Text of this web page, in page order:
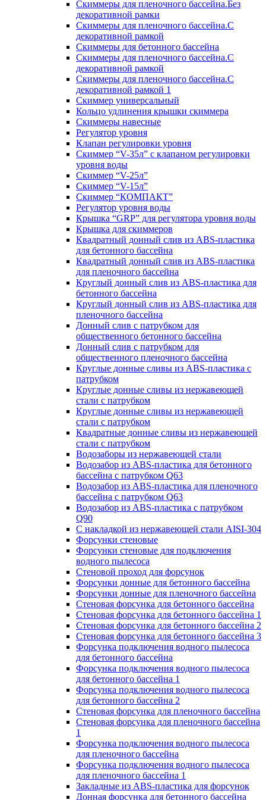
Скиммеры для пленочного бассейна.Без
декоративной рамки
Скиммеры для пленочного бассейна.С
декоративной рамкой
Скиммеры для бетонного бассейна
Скиммеры для пленочного бассейна.С
декоративной рамкой
Скиммеры для пленочного бассейна.С
декоративной рамкой 1
Скиммер универсальный
Кольцо удлинения крышки скиммера
Скиммеры навесные
Регулятор уровня
Клапан регулировки уровня
Скиммер “V-35л” с клапаном регулировки
уровня воды
Скиммер “V-25л”
Скиммер “V-15л”
Скиммер “КОМПАКТ”
Регулятор уровня воды
Крышка “GRP” для регулятора уровня воды
Крышка для скиммеров
Квадратный донный слив из ABS-пластика
для бетонного бассейна
Квадратный донный слив из ABS-пластика
для пленочного бассейна
Круглый донный слив из ABS-пластика для
бетонного бассейна
Круглый донный слив из ABS-пластика для
пленочного бассейна
Донный слив с патрубком для
общественного бетонного бассейна
Донный слив с патрубком для
общественного пленочного бассейна
Круглые донные сливы из ABS-пластика с
патрубком
Круглые донные сливы из нержавеющей
стали с патрубком
Круглые донные сливы из нержавеющей
стали с патрубком
Квадратные донные сливы из нержавеющей
стали с патрубком
Водозаборы из нержавеющей стали
Водозабор из ABS-пластика для бетонного
бассейна с патрубком Q63
Водозабор из ABS-пластика для пленочного
бассейна с патрубком Q63
Водозабор из ABS-пластика с патрубком
Q90
С накладкой из нержавеющей стали AISI-304
Форсунки стеновые
Форсунки стеновые для подключения
водного пылесоса
Стеновой проход для форсунок
Форсунки донные для бетонного бассейна
Форсунки донные для пленочного бассейна
Стеновая форсунка для бетонного бассейна
Стеновая форсунка для бетонного бассейна 1
Стеновая форсунка для бетонного бассейна 2
Стеновая форсунка для бетонного бассейна 3
Форсунка подключения водного пылесоса
для бетонного бассейна
Форсунка подключения водного пылесоса
для бетонного бассейна 1
Форсунка подключения водного пылесоса
для бетонного бассейна 2
Стеновая форсунка для пленочного бассейна
Стеновая форсунка для пленочного бассейна
1
Форсунка подключения водного пылесоса
для пленочного бассейна
Форсунка подключения водного пылесоса
для пленочного бассейна 1
Закладные из ABS-пластика для форсунок
Донная форсунка для бетонного бассейна